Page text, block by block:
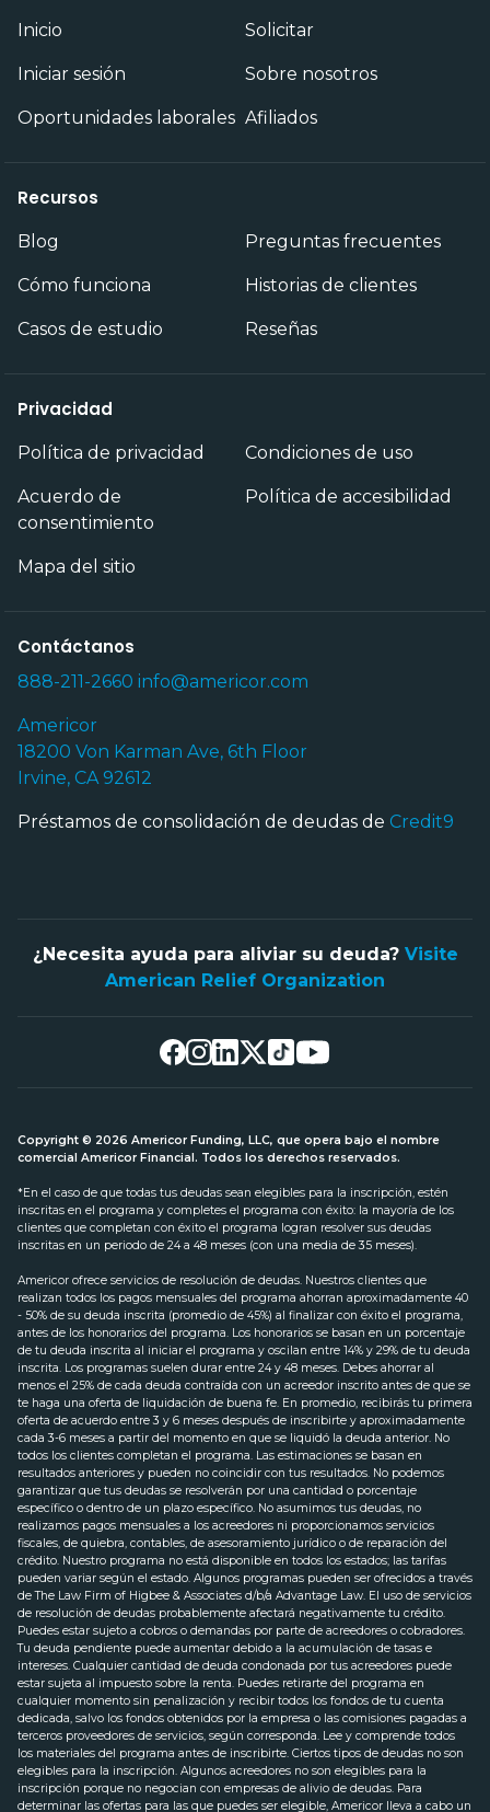
Inicio Solicitar
Iniciar sesión Sobre nosotros
Oportunidades laborales Afiliados
Recursos
Blog Preguntas frecuentes
Cómo funciona Historias de clientes
Casos de estudio Reseñas
Privacidad
Política de privacidad Condiciones de uso
Acuerdo de
consentimiento
Política de accesibilidad
Mapa del sitio
Contáctanos
888-211-2660 info@americor.com
Americor
18200 Von Karman Ave, 6th Floor
Irvine, CA 92612
Préstamos de consolidación de deudas de Credit9
¿Necesita ayuda para aliviar su deuda? Visite
American Relief Organization
Copyright © 2026 Americor Funding, LLC, que opera bajo el nombre
comercial Americor Financial. Todos los derechos reservados.
*En el caso de que todas tus deudas sean elegibles para la inscripción, estén
inscritas en el programa y completes el programa con éxito: la mayoría de los
clientes que completan con éxito el programa logran resolver sus deudas
inscritas en un periodo de 24 a 48 meses (con una media de 35 meses).
Americor ofrece servicios de resolución de deudas. Nuestros clientes que
realizan todos los pagos mensuales del programa ahorran aproximadamente 40
- 50% de su deuda inscrita (promedio de 45%) al finalizar con éxito el programa,
antes de los honorarios del programa. Los honorarios se basan en un porcentaje
de tu deuda inscrita al iniciar el programa y oscilan entre 14% y 29% de tu deuda
inscrita. Los programas suelen durar entre 24 y 48 meses. Debes ahorrar al
menos el 25% de cada deuda contraída con un acreedor inscrito antes de que se
te haga una oferta de liquidación de buena fe. En promedio, recibirás tu primera
oferta de acuerdo entre 3 y 6 meses después de inscribirte y aproximadamente
cada 3-6 meses a partir del momento en que se liquidó la deuda anterior. No
todos los clientes completan el programa. Las estimaciones se basan en
resultados anteriores y pueden no coincidir con tus resultados. No podemos
garantizar que tus deudas se resolverán por una cantidad o porcentaje
específico o dentro de un plazo específico. No asumimos tus deudas, no
realizamos pagos mensuales a los acreedores ni proporcionamos servicios
fiscales, de quiebra, contables, de asesoramiento jurídico o de reparación del
crédito. Nuestro programa no está disponible en todos los estados; las tarifas
pueden variar según el estado. Algunos programas pueden ser ofrecidos a través
de The Law Firm of Higbee & Associates d/b/a Advantage Law. El uso de servicios
de resolución de deudas probablemente afectará negativamente tu crédito.
Puedes estar sujeto a cobros o demandas por parte de acreedores o cobradores.
Tu deuda pendiente puede aumentar debido a la acumulación de tasas e
intereses. Cualquier cantidad de deuda condonada por tus acreedores puede
estar sujeta al impuesto sobre la renta. Puedes retirarte del programa en
cualquier momento sin penalización y recibir todos los fondos de tu cuenta
dedicada, salvo los fondos obtenidos por la empresa o las comisiones pagadas a
terceros proveedores de servicios, según corresponda. Lee y comprende todos
los materiales del programa antes de inscribirte. Ciertos tipos de deudas no son
elegibles para la inscripción. Algunos acreedores no son elegibles para la
inscripción porque no negocian con empresas de alivio de deudas. Para
determinar las ofertas para las que puedes ser elegible, Americor lleva a cabo un